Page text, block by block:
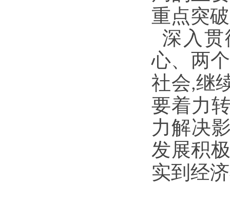
重点突
深入
心、两
社会,继
要着力
力解决
发展积
实到经